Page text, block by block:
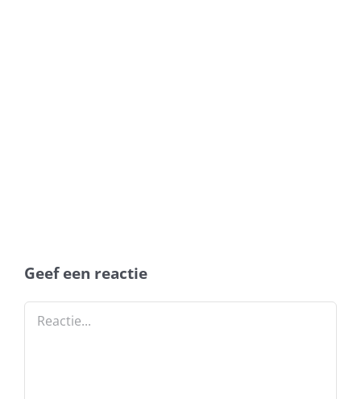
Geef een reactie
Reactie